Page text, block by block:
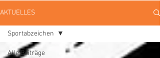
AKTUELLES
Alle Beiträge
Sportabzeichen